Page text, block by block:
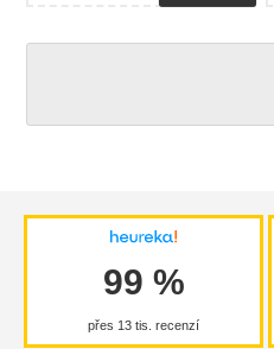
99 %
přes 13 tis. recenzí